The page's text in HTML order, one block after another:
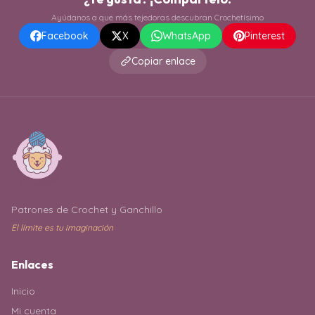
Ayúdanos a que más tejedoras descubran Crochetísimo
Facebook X WhatsApp
Pinterest
Copiar enlace
Patrones de Crochet y Ganchillo
El límite es tu imaginación
Enlaces
Inicio
Mi cuenta